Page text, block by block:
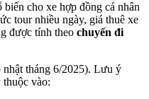
cho xe hợp đồng cá nhân
tour nhiều ngày, giá thuê xe
được tính theo chuyến đi
tháng 6/2025). Lưu ý
thuộc vào: